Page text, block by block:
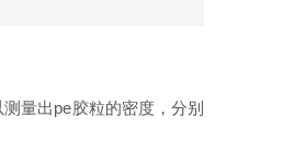
量出pe胶粒的密度，分别